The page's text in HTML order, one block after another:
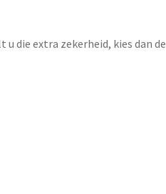
die extra zekerheid, kies dan de